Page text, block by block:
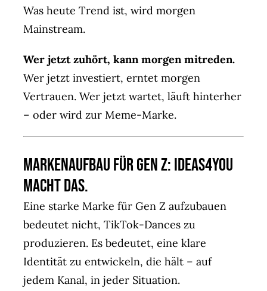
Was heute Trend ist, wird morgen
Mainstream.
Wer jetzt zuhört, kann morgen mitreden.
Wer jetzt investiert, erntet morgen
Vertrauen. Wer jetzt wartet, läuft hinterher
– oder wird zur Meme-Marke.
Markenaufbau für Gen Z: ideas4you
macht das.
Eine starke Marke für Gen Z aufzubauen
bedeutet nicht, TikTok-Dances zu
produzieren. Es bedeutet, eine klare
Identität zu entwickeln, die hält – auf
jedem Kanal, in jeder Situation.